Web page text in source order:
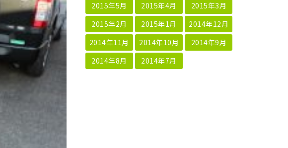
2015年5月
2015年4月
2015年3月
2015年2月
2015年1月
2014年12月
2014年11月
2014年10月
2014年9月
2014年8月
2014年7月